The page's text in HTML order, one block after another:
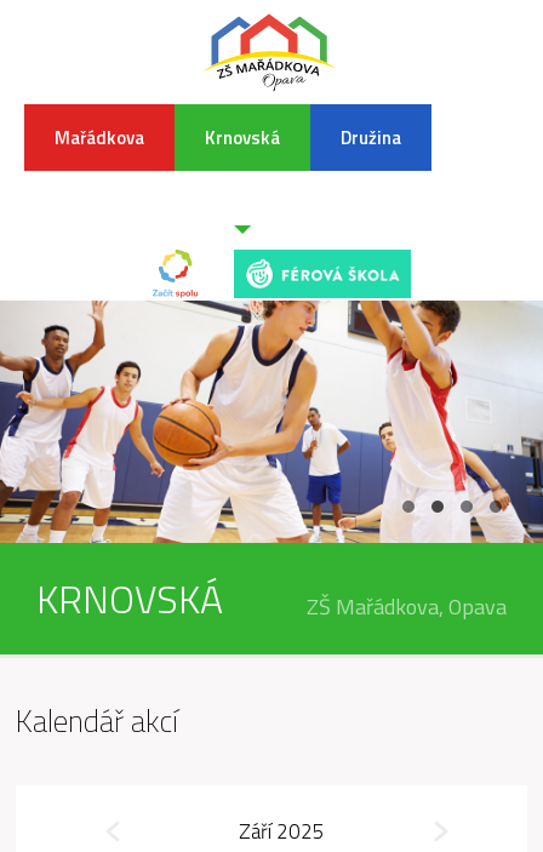
Mařádkova Krnovská Družina
KRNOVSKÁ ZŠ Mařádkova, Opava
Kalendář akcí
Září 2025